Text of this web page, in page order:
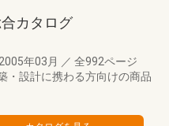
カタログ
2005年03月 ／ 全992ページ
・設計に携わる方向けの商品